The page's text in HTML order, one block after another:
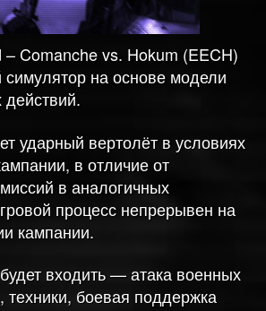
Comanche vs. Hokum (EECH)
на основе модели
ударный вертолёт в условиях
в отличие от
в аналогичных
процесс непрерывен на
кампании.
входить — атака военных
техники, боевая поддержка